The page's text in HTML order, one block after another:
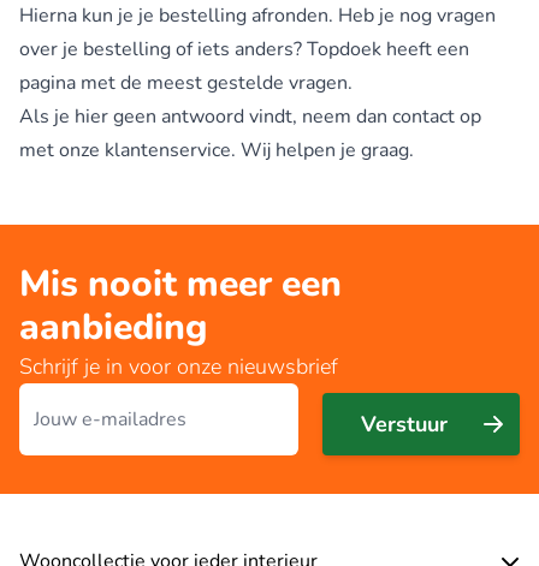
Hierna kun je je bestelling afronden. Heb je nog vragen
over je bestelling of iets anders? Topdoek heeft een
pagina met de meest gestelde vragen.
Als je hier geen antwoord vindt, neem dan contact op
met onze klantenservice. Wij helpen je graag.
Mis nooit meer een
aanbieding
Schrijf je in voor onze nieuwsbrief
E-mailadres
Verstuur